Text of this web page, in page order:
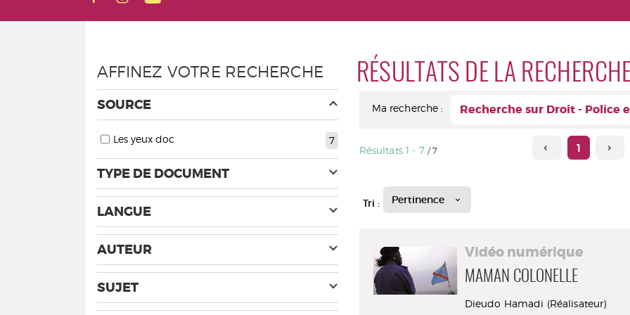
RÉSULTATS DE LA
Ma recherche : Recherche sur Droit - Police
Résultats1 - 7 / 7 1
Tri : Pertinence
Vidéo numérique
MAMAN COLONELLE
Dieudo Hamadi (Réalisateur)
AFFINEZ VOTRE RECHERCHE
SOURCE
7
Les yeux doc
TYPE DE DOCUMENT
LANGUE
AUTEUR
SUJET